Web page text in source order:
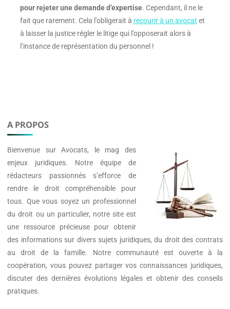
pour rejeter une demande d’expertise. Cependant, il ne le
fait que rarement. Cela l’obligerait à recourir à un avocat et
à laisser la justice régler le litige qui l’opposerait alors à
l’instance de représentation du personnel !
A PROPOS
Bienvenue surAvocats, le mag des
enjeux juridiques. Notre équipe de
rédacteurs passionnés s’efforce de
rendre le droit compréhensible pour
tous. Que vous soyez un professionnel
du droit ou un particulier, notre site est
une ressource précieuse pour obtenir
des informations sur divers sujets juridiques, du droit des contrats
au droit de la famille. Notre communauté est ouverte à la
coopération, vous pouvez partager vos connaissances juridiques,
discuter des dernières évolutions légales et obtenir des conseils
pratiques.